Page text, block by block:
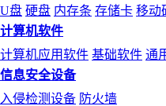
U盘 硬盘 内存条 存储卡 移动
计算机软件
计算机应用软件 基础软件 通
信息安全设备
入侵检测设备 防火墙